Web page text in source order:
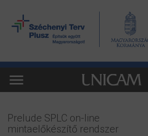
Prelude SPLC on-line
mintaelőkészítő rendszer